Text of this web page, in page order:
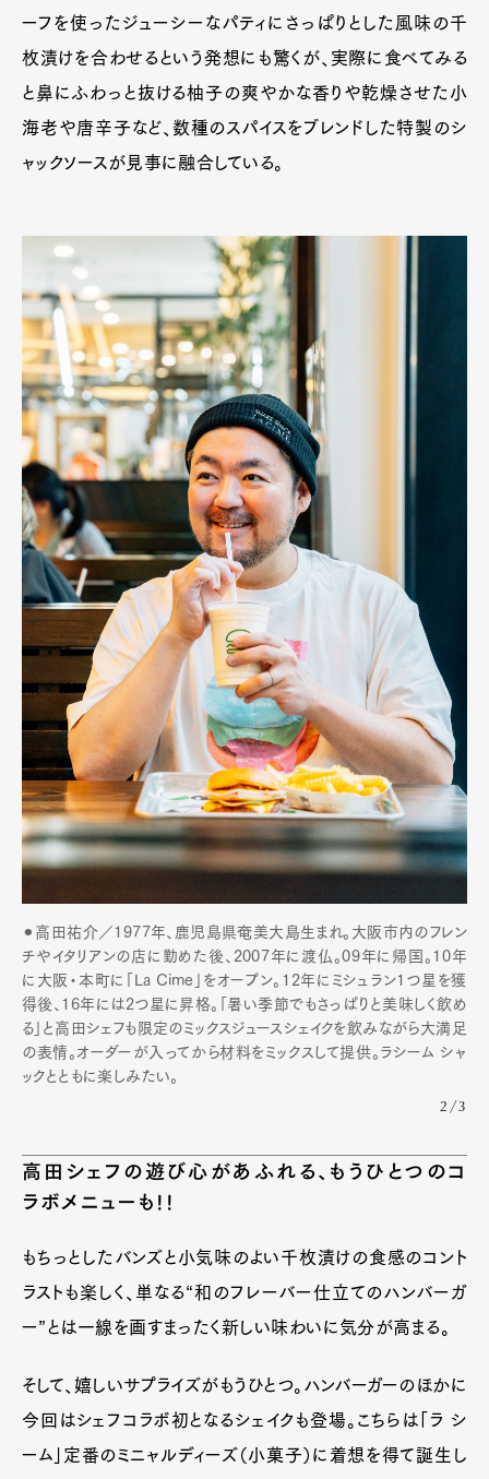
ーフを使ったジューシーなパティにさっぱりとした風味の千
枚漬けを合わせるという発想にも驚くが、実際に食べてみる
と鼻にふわっと抜ける柚子の爽やかな香りや乾燥させた小
海老や唐辛子など、数種のスパイスをブレンドした特製のシ
ャックソースが見事に融合している。
⚫︎高田祐介／1977年、鹿児島県奄美大島生まれ。大阪市内のフレン
チやイタリアンの店に勤めた後、2007年に渡仏。09年に帰国。 10年
に大阪・本町に「La Cime」をオープン。12年 にミシュラン1 つ星を獲
得後、16年には2つ星に昇格。
「暑い季節でもさっぱりと美味しく飲め
る」と高田シェフも限定のミックスジュースシェイクを飲みながら大満足
の表情。オーダーが入ってから材料をミックスして提供。ラシーム シャ
ックとともに楽しみたい。
2/3
高田シェフの遊び心があふれる、もうひとつのコ
ラボメニューも!!
もちっとしたバンズと小気味のよい千枚漬けの食感のコント
ラストも楽しく、単なる“和のフレーバー仕立てのハンバーガ
ー”とは一線を画すまったく新しい味わいに気分が高まる。
そして、嬉しいサプライズがもうひとつ。ハンバーガーのほかに
今回はシェフコラボ初となるシェイクも登場。こちらは「ラ シ
ーム」定番のミニャルディーズ（小菓子）に着想を得て誕生し